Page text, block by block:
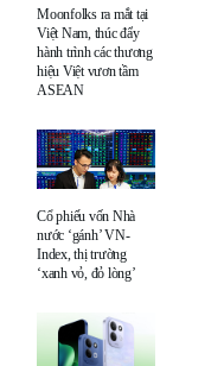
Moonfolks ra mắt tại
Việt Nam, thúc đẩy
hành trình các thương
hiệu Việt vươn tầm
ASEAN
Cổ phiếu vốn Nhà
nước ‘gánh’ VN-
Index, thị trường
‘xanh vỏ, đỏ lòng’